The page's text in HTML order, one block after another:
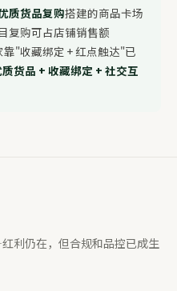
质货品复购搭建的商品卡场
复购可占店铺销售额
"收藏绑定 + 红点触达"已
货品 + 收藏绑定 + 社交互
仍在，但合规和品控已成生